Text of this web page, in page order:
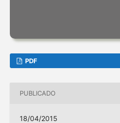
PDF
PUBLICADO
18/04/2015